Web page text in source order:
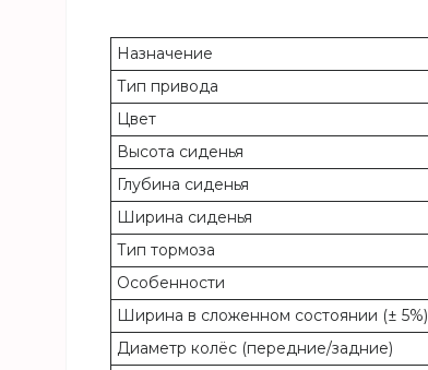
Назначение
Тип привода
Цвет
Высота сиденья
Глубина сиденья
Ширина сиденья
Тип тормоза
Особенности
Ширина в сложенном состоянии (± 5%)
Диаметр колёс (передние/задние)